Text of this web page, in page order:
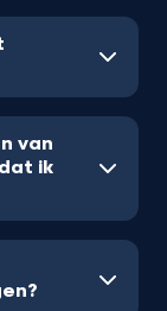
van
ik